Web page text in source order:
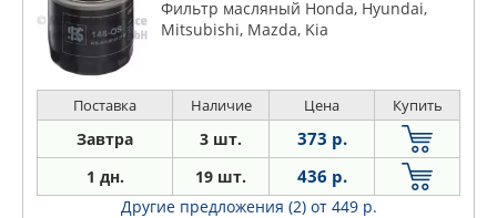
Фильтр масляный Honda, Hyundai,
Mitsubishi, Mazda, Kia
Поставка Наличие Цена Купить
Завтра 3 шт. 373 р.
1 дн. 19 шт. 436 р.
Другие предложения (2) от 449 р.